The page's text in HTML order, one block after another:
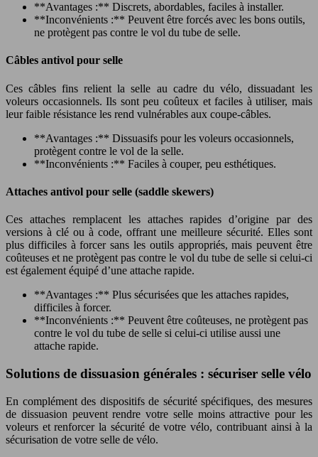
**Avantages :** Discrets, abordables, faciles à installer.
**Inconvénients :** Peuvent être forcés avec les bons outils,
ne protègent pas contre le vol du tube de selle.
Câbles antivol pour selle
Ces câbles fins relient la selle au cadre du vélo, dissuadant les
voleurs occasionnels. Ils sont peu coûteux et faciles à utiliser, mais
leur faible résistance les rend vulnérables aux coupe-câbles.
**Avantages :** Dissuasifs pour les voleurs occasionnels,
protègent contre le vol de la selle.
**Inconvénients :** Faciles à couper, peu esthétiques.
Attaches antivol pour selle (saddle skewers)
Ces attaches remplacent les attaches rapides d’origine par des
versions à clé ou à code, offrant une meilleure sécurité. Elles sont
plus difficiles à forcer sans les outils appropriés, mais peuvent être
coûteuses et ne protègent pas contre le vol du tube de selle si celui-ci
est également équipé d’une attache rapide.
**Avantages :** Plus sécurisées que les attaches rapides,
difficiles à forcer.
**Inconvénients :** Peuvent être coûteuses, ne protègent pas
contre le vol du tube de selle si celui-ci utilise aussi une
attache rapide.
Solutions de dissuasion générales : sécuriser selle vélo
En complément des dispositifs de sécurité spécifiques, des mesures
de dissuasion peuvent rendre votre selle moins attractive pour les
voleurs et renforcer la sécurité de votre vélo, contribuant ainsi à la
sécurisation de votre selle de vélo.